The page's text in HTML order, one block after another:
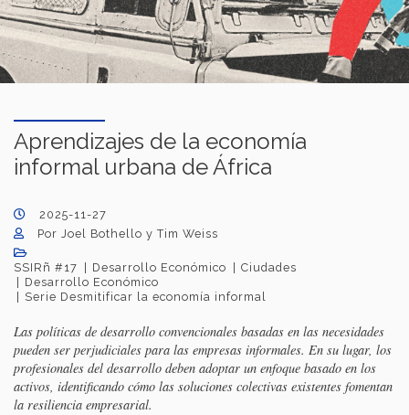
Aprendizajes de la economía
informal urbana de África
2025-11-27
Por Joel Bothello y Tim Weiss
SSIRñ #17 Desarrollo Económico
Ciudades
Desarrollo Económico
Serie Desmitificar la economía informal
Las políticas de desarrollo convencionales basadas en las necesidades
pueden ser perjudiciales para las empresas informales. En su lugar, los
profesionales del desarrollo deben adoptar un enfoque basado en los
activos, identificando cómo las soluciones colectivas existentes fomentan
la resiliencia empresarial.